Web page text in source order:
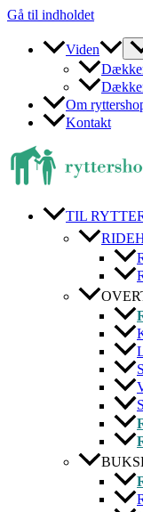
Gå til indholdet
Viden
Om
Kontakt
TIL